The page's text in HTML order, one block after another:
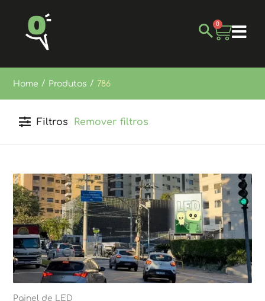
0
Home / Produtos / 786
Filtros Remover filtros
Painel de LED